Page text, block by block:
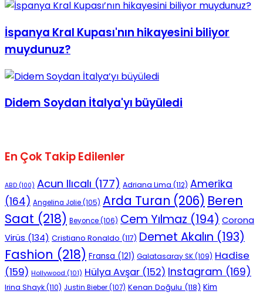
İspanya Kral Kupası'nın hikayesini biliyor
muydunuz?
Didem Soydan İtalya'yı büyüledi
En Çok Takip Edilenler
ABD (100) Acun Ilıcalı (177) Adriana Lima (112) Amerika
(164) Angelina Jolie(105) Arda Turan (206) Beren
Saat (218) Beyonce(106) Cem Yılmaz (194) Corona
Virüs (134) Cristiano Ronaldo (117) Demet Akalın (193)
Fashion (218) Fransa (121) Galatasaray SK(109) Hadise
(159) Hollywood (101) Hülya Avşar (152) Instagram (169)
Irina Shayk(110) Justin Bieber(107) Kenan Doğulu (118) Kim